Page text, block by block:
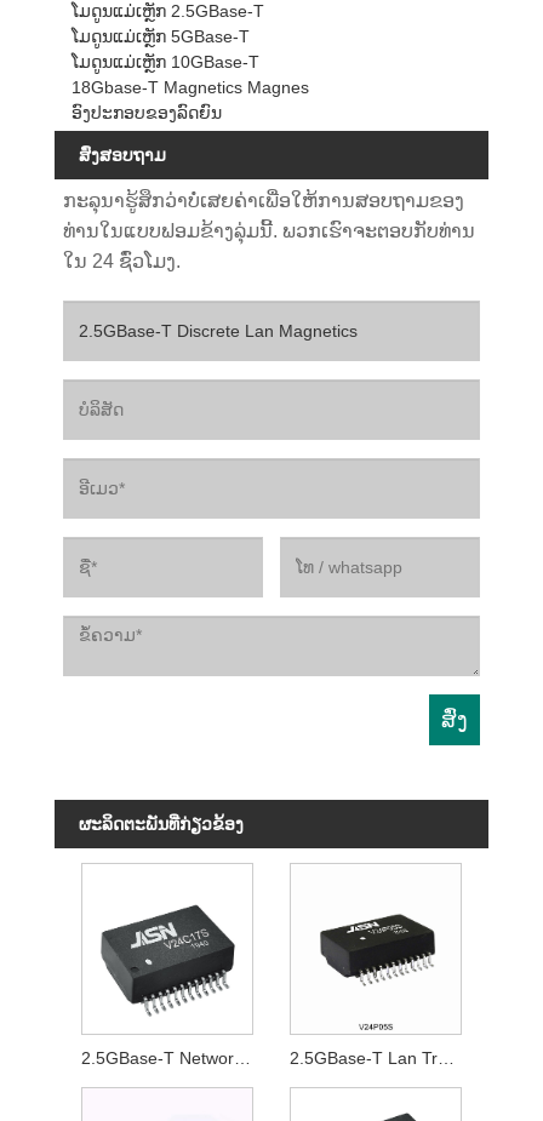
ໂມດູນແມ່ເຫຼັກ 2.5GBase-T
ໂມດູນແມ່ເຫຼັກ 5GBase-T
ໂມດູນແມ່ເຫຼັກ 10GBase-T
18Gbase-T Magnetics Magnes
ອົງປະກອບຂອງລົດຍົນ
ສົ່ງສອບຖາມ
ກະລຸນາຮູ້ສຶກວ່າບໍ່ເສຍຄ່າເພື່ອໃຫ້ການສອບຖາມຂອງ
ທ່ານໃນແບບຟອມຂ້າງລຸ່ມນີ້. ພວກເຮົາຈະຕອບກັບທ່ານ
ໃນ 24 ຊົ່ວໂມງ.
ຜະ​ລິດ​ຕະ​ພັນ​ທີ່​ກ່ຽວ​ຂ້ອງ
2.5GBase-T Network Transformer 2.5GBase-T Lan Transformer